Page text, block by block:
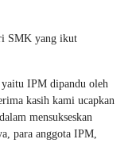
SMK yang ikut
yaitu IPM dipandu oleh
kasih kami ucapkan
mensukseskan
para anggota IPM,